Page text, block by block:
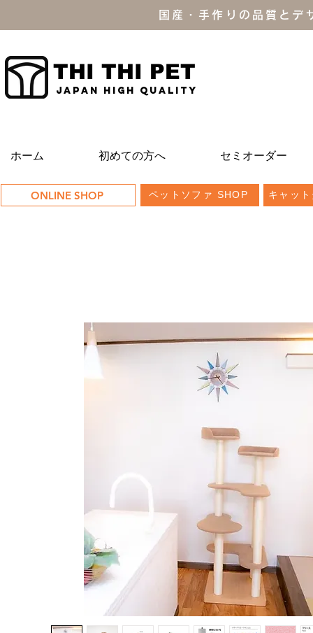
国産・手作りの品質と
THI THI PET
JAPAN high quality
ホーム 初めての方へ セミオーダー
ONLINE SHOP ペットソファ SHOP キャッ